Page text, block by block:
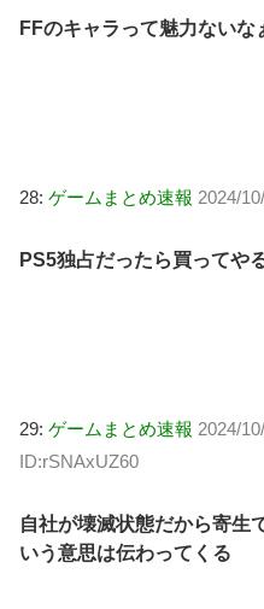
FFのキャラって魅力ないな
28: ゲームまとめ速報 2024/
PS5独占だったら買ってやる
29: ゲームまとめ速報 2024/
ID:rSNAxUZ60
自社が壊滅状態だから寄生
いう意思は伝わってくる